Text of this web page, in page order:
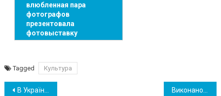
влюбленная пара
фотографов
презентовала
фотовыставку
Tagged Культура
Навігація
В Україні вводять нові номерні знаки